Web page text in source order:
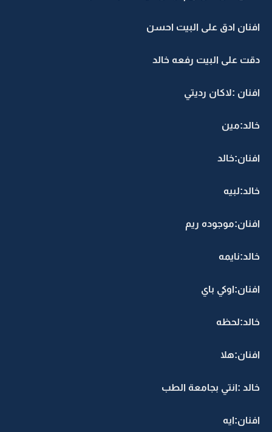
افنان ادق على البيت احسن
دقت على البيت رفعه خالد
افنان :لاكان رديتي
خالد:مين
افنان:خالد
خالد:لبيه
افنان:موجوده ريم
خالد:نايمه
افنان:اوكي باي
خالد:لحظه
افنان:هلا
خالد :انتي بجامعة الطب
افنان:ايه